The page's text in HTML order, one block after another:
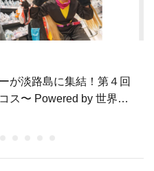
が淡路島に集結！第４回
ス〜 Powered by 世界コ
月・祝）開催